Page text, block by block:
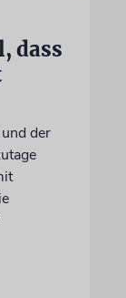
dass
der